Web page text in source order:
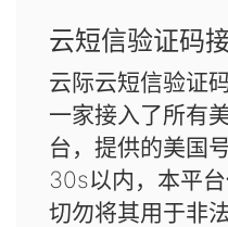
云短信验证码
云际云短信验证
一家接入了所有
台，提供的美国
30s以内，本平台
切勿将其用于非